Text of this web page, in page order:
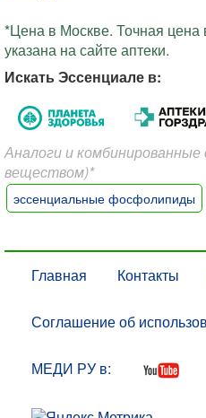
*Цена в Москве. Точная цена
указана на сайте аптеки.
Искать Эссенциале в:
Аналоги и
веществом)*
эссенциальные фосфолипиды
Главная Контакты
Соглашение об
МЕДИ РУ в: